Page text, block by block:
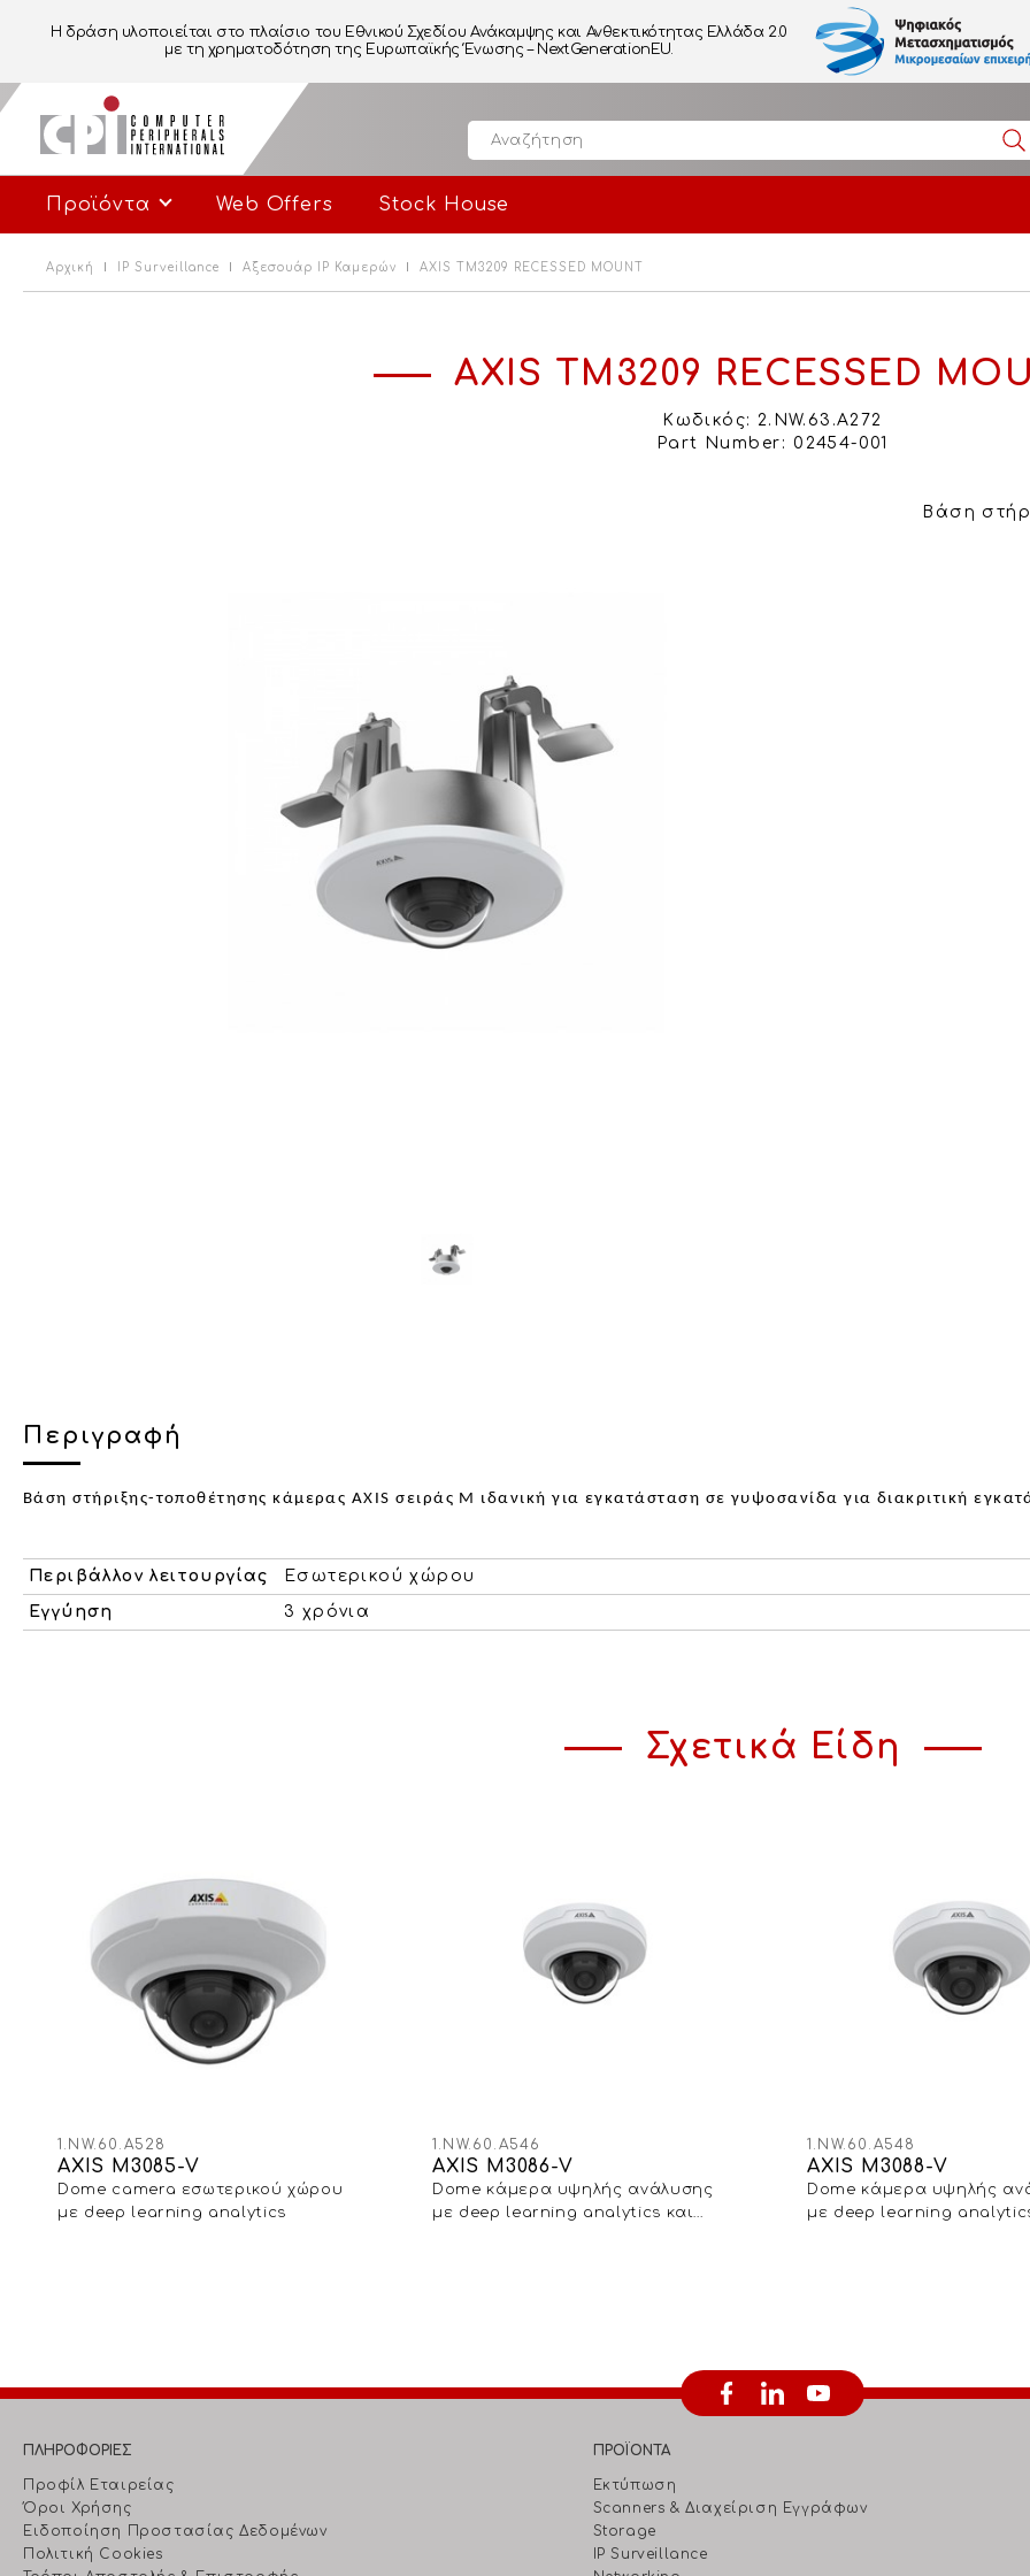
Η δράση υλοποιείται στο πλαίσιο του Εθνικού Σχεδίου Ανάκαμψης και Ανθεκτικότητας Ελλάδα 2.0
με τη χρηματοδότηση της Ευρωπαϊκής Ένωσης – NextGenerationEU.
Προϊόντα Web Offers Stock House
Αρχική IP Surveillance Αξεσουάρ IP Καμερών AXIS TM3209 RECESSED MOUNT
AXIS TM3209 RECESSED
Κωδικός: 2.NW.63.A272
Part Number: 02454-001
Βάση
Περιγραφή
Βάση στήριξης-τοποθέτησης κάμερας AXIS σειράς M ιδανική για εγκατάσταση σε γυψοσανίδα για διακριτική
Περιβάλλον λειτουργίας
Εσωτερικού χώρου
Εγγύηση 3 χρόνια
Σχετικά Είδη
1.NW.60.A528
AXIS M3085-V
Dome camera εσωτερικού χώρου
με deep learning analytics
1.NW.60.A546
AXIS M3086-V
Dome κάμερα υψηλής ανάλυσης
με deep learning analytics και
1.NW.60.A548
AXIS M3088-V
Dome κάμερα υψηλής
με deep learning
ΠΛΗΡΟΦΟΡΙΕΣ
Προφίλ Εταιρείας
Όροι Χρήσης
Ειδοποίηση Προστασίας Δεδομένων
Πολιτική Cookies
ΠΡΟΪΟΝΤΑ
Εκτύπωση
Scanners & Διαχείριση Eγγράφων
Storage
IP Surveillance